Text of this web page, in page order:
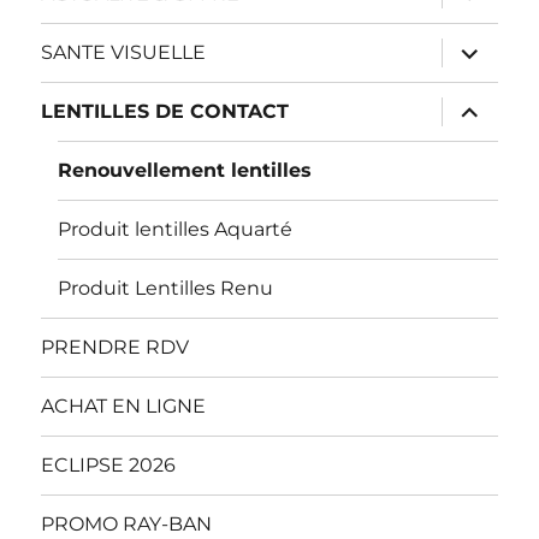
le
sous-
menu
SANTE VISUELLE
ouvrir
le
sous-
menu
LENTILLES DE CONTACT
ouvrir
le
sous-
Renouvellement lentilles
Produit lentilles Aquarté
Produit Lentilles Renu
PRENDRE RDV
ACHAT EN LIGNE
ECLIPSE 2026
PROMO RAY-BAN